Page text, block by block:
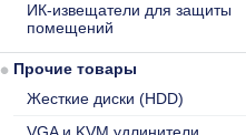
ИК-извещатели для защиты
помещений
Прочие товары
Жесткие диски (HDD)